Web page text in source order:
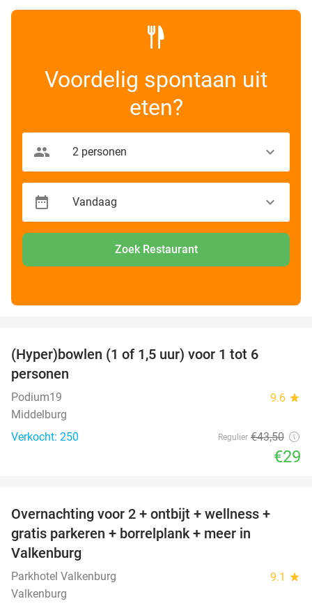
Voordelig spontaan uit
eten?
Zoek Restaurant
(Hyper)bowlen (1 of 1,5 uur) voor 1 tot 6
personen
Podium19 9.6 star
Middelburg
Verkocht: 250
Regulier €43,50
€29
33%
Overnachting voor 2 + ontbijt + wellness +
gratis parkeren + borrelplank + meer in
Valkenburg
Parkhotel Valkenburg 9.1 star
Valkenburg